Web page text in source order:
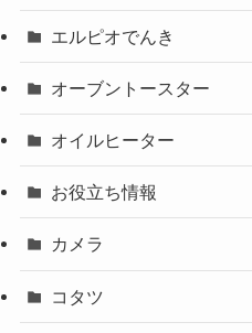
エルピオでんき
オーブントースター
オイルヒーター
お役立ち情報
カメラ
コタツ